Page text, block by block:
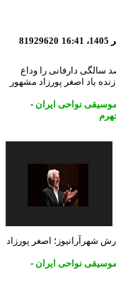
81929620
دارفانی را وداع
اصغر پورزاد مشهور
نواحی ایران -
گزارش شهرآرانیوز؛ اصغر پورزاد
نواحی ایران -